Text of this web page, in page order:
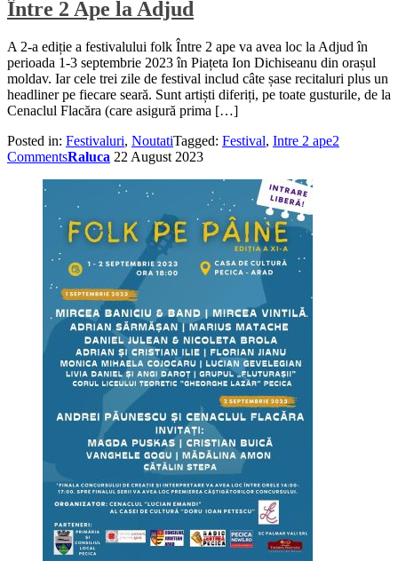
Între 2 Ape la Adjud
A 2-a ediție a festivalului folk Între 2 ape va avea loc la Adjud în
perioada 1-3 septembrie 2023 în Piațeta Ion Dichiseanu din orașul
moldav. Iar cele trei zile de festival includ câte șase recitaluri plus un
headliner pe fiecare seară. Sunt artiști diferiți, pe toate gusturile, de la
Cenaclul Flacăra (care asigură prima […]
Posted in: Festivaluri, NoutatiTagged: Festival, Intre 2 ape2
CommentsRaluca 22 August 2023